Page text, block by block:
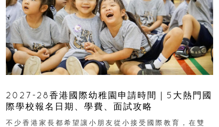
2027-28香港國際幼稚園申請時間｜5大熱門國
際學校報名日期、學費、面試攻略
不少香港家長都希望讓小朋友從小接受國際教育，在雙